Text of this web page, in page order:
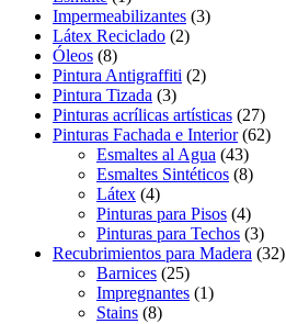
Impermeabilizantes (3)
Látex Reciclado (2)
Óleos (8)
Pintura Antigraffiti (2)
Pintura Tizada (3)
Pinturas acrílicas artísticas (27)
Pinturas Fachada e Interior (62)
Esmaltes al Agua (43)
Esmaltes Sintéticos (8)
Látex (4)
Pinturas para Pisos (4)
Pinturas para Techos (3)
Recubrimientos para Madera (32)
Barnices (25)
Impregnantes (1)
Stains (8)